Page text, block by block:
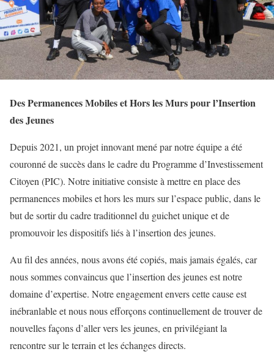
Des Permanences Mobiles et Hors les Murs pour l’Insertion
des Jeunes
Depuis 2021, un projet innovant mené par notre équipe a été
couronné de succès dans le cadre du Programme d’Investissement
Citoyen (PIC). Notre initiative consiste à mettre en place des
permanences mobiles et hors les murs sur l’espace public, dans le
but de sortir du cadre traditionnel du guichet unique et de
promouvoir les dispositifs liés à l’insertion des jeunes.
Au fil des années, nous avons été copiés, mais jamais égalés, car
nous sommes convaincus que l’insertion des jeunes est notre
domaine d’expertise. Notre engagement envers cette cause est
inébranlable et nous nous efforçons continuellement de trouver de
nouvelles façons d’aller vers les jeunes, en privilégiant la
rencontre sur le terrain et les échanges directs.